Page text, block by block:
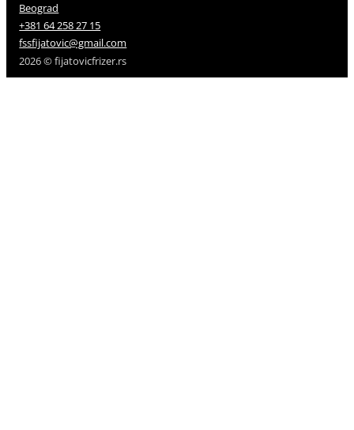
Beograd
+381 64 258 27 15
fssfijatovic@gmail.com
2026 © fijatovicfrizer.rs